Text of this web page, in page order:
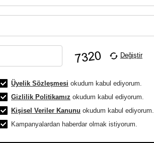
Değiştir
Üyelik Sözleşmesi okudum kabul ediyorum.
Gizlilik Politikamız okudum kabul ediyorum.
Kişisel Veriler Kanunu okudum kabul ediyorum.
Kampanyalardan haberdar olmak istiyorum.